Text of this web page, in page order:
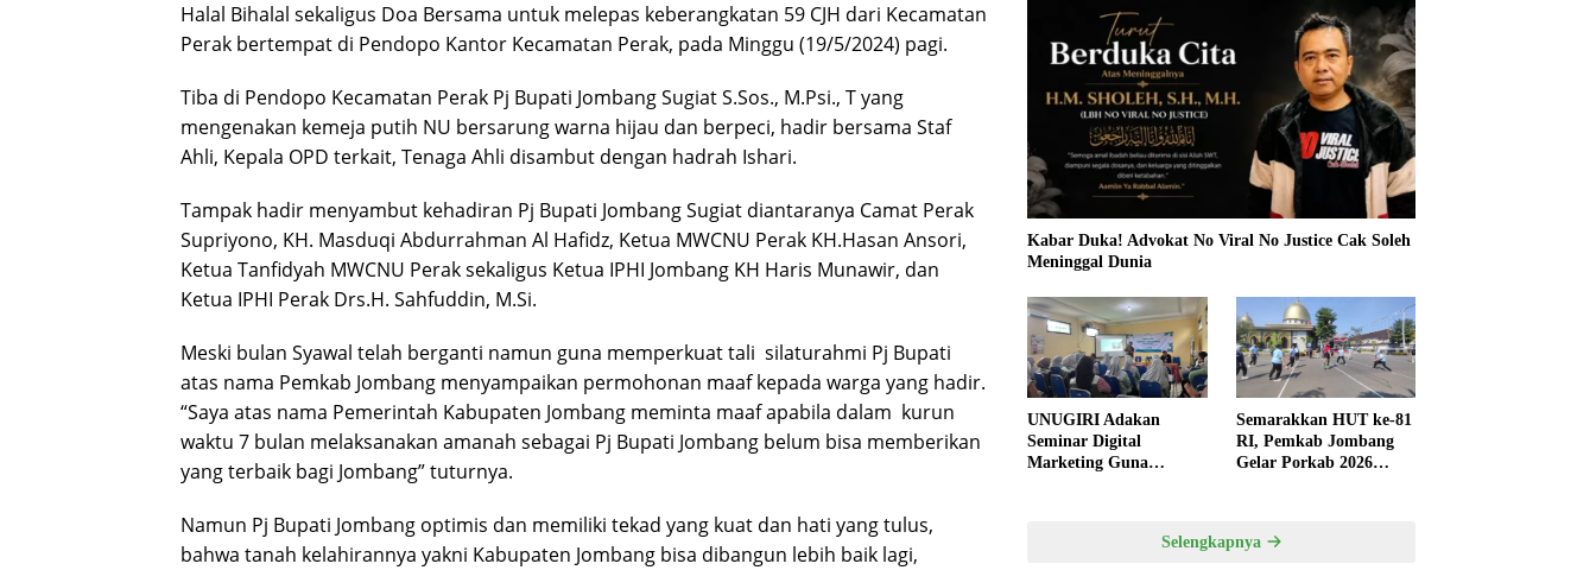
Halal Bihalal sekaligus Doa Bersama untuk melepas keberangkatan 59 CJH dari Kecamatan
Perak bertempat di Pendopo Kantor Kecamatan Perak, pada Minggu (19/5/2024) pagi.
Tiba di Pendopo Kecamatan Perak Pj Bupati Jombang Sugiat S.Sos., M.Psi., T yang
mengenakan kemeja putih NU bersarung warna hijau dan berpeci, hadir bersama Staf
Ahli, Kepala OPD terkait, Tenaga Ahli disambut dengan hadrah Ishari.
Tampak hadir menyambut kehadiran Pj Bupati Jombang Sugiat diantaranya Camat Perak
Supriyono, KH. Masduqi Abdurrahman Al Hafidz, Ketua MWCNU Perak KH.Hasan Ansori,
Ketua Tanfidyah MWCNU Perak sekaligus Ketua IPHI Jombang KH Haris Munawir, dan
Ketua IPHI Perak Drs.H. Sahfuddin, M.Si.
Meski bulan Syawal telah berganti namun guna memperkuat tali silaturahmi Pj Bupati
atas nama Pemkab Jombang menyampaikan permohonan maaf kepada warga yang hadir.
“Saya atas nama Pemerintah Kabupaten Jombang meminta maaf apabila dalam kurun
waktu 7 bulan melaksanakan amanah sebagai Pj Bupati Jombang belum bisa memberikan
yang terbaik bagi Jombang” tuturnya.
Namun Pj Bupati Jombang optimis dan memiliki tekad yang kuat dan hati yang tulus,
bahwa tanah kelahirannya yakni Kabupaten Jombang bisa dibangun lebih baik lagi,
Kabar Duka! Advokat No Viral No Justice Cak Soleh
Meninggal Dunia
UNUGIRI Adakan
Seminar Digital
Marketing Guna
Semarakkan HUT ke-81
RI, Pemkab Jombang
Gelar Porkab 2026
Selengkapnya